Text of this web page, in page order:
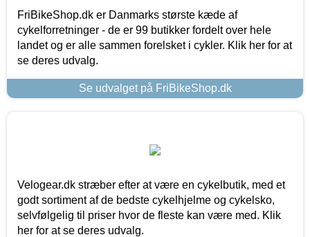
FriBikeShop.dk er Danmarks største kæde af
cykelforretninger - de er 99 butikker fordelt over hele
landet og er alle sammen forelsket i cykler. Klik her for at
se deres udvalg.
Se udvalget på FriBikeShop.dk
Velogear.dk stræber efter at være en cykelbutik, med et
godt sortiment af de bedste cykelhjelme og cykelsko,
selvfølgelig til priser hvor de fleste kan være med. Klik
her for at se deres udvalg.